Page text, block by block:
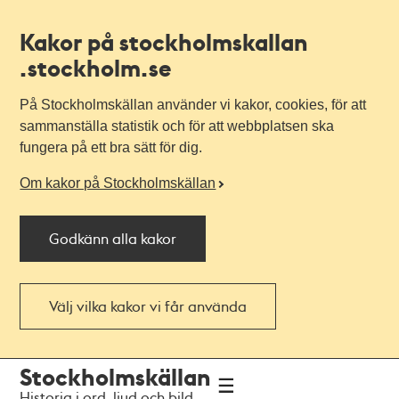
Kakor på stockholmskallan
.stockholm.se
På Stockholmskällan använder vi kakor, cookies, för att
sammanställa statistik och för att webbplatsen ska
fungera på ett bra sätt för dig.
Om kakor på Stockholmskällan
Godkänn alla kakor
Välj vilka kakor vi får använda
navigationen
huvudinnehållet
Stockholmskällan